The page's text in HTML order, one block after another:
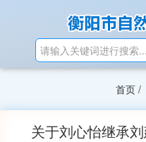
首页 /
关于刘心怡继承